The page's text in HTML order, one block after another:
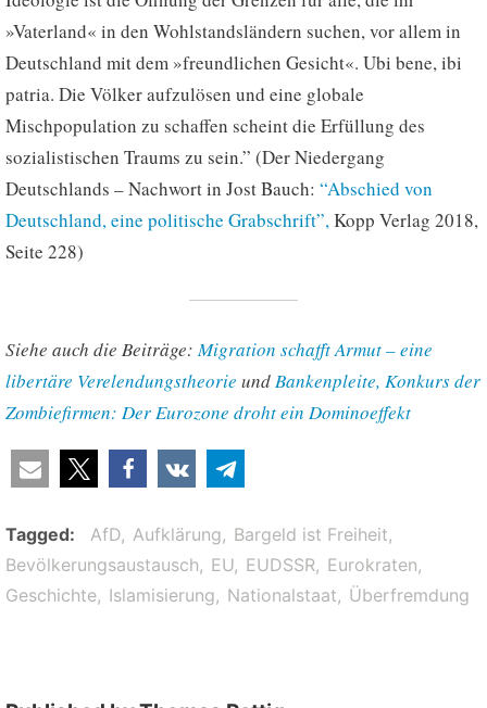
»Vaterland« in den Wohlstandsländern suchen, vor allem in
Deutschland mit dem »freundlichen Gesicht«. Ubi bene, ibi
patria. Die Völker aufzulösen und eine globale
Mischpopulation zu schaffen scheint die Erfüllung des
sozialistischen Traums zu sein.” (Der Niedergang
Deutschlands – Nachwort in Jost Bauch:“Abschied von
Deutschland, eine politische Grabschrift”,Kopp Verlag 2018,
Seite 228)
Siehe auch die Beiträge:Migration schafft Armut – eine
libertäre Verelendungstheorie undBankenpleite, Konkurs der
Zombiefirmen: Der Eurozone droht ein Dominoeffekt
Tagged AfD Aufklärung
Bargeld ist Freiheit
Bevölkerungsaustausch
EU EUDSSR Eurokraten
Geschichte Islamisierung Nationalstaat Überfremdung